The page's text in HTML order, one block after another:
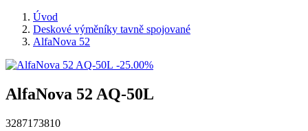
Úvod
Deskové výměníky tavně spojované
AlfaNova 52
-25.00%
AlfaNova 52 AQ-50L
3287173810